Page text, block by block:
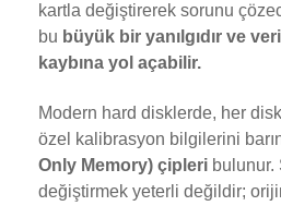
kartla değiştirerek sorunu
bu büyük bir yanılgıdır ve
kaybına yol açabilir.
Modern hard disklerde, her
özel kalibrasyon bilgilerini
Only Memory) çipleri bulunur.
değiştirmek yeterli değildir;